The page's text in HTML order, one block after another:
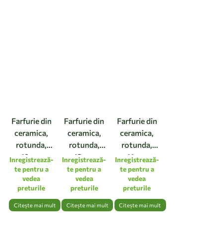
Farfurie din
ceramica,
rotunda,
19cm,
culoarea
natur
Inregistrează-
te pentru a
vedea
preturile
Citește mai mult
Farfurie din
ceramica,
rotunda,
13cm,
culoarea
natur
Inregistrează-
te pentru a
vedea
preturile
Citește mai mult
Farfurie din
ceramica,
rotunda,
11cm,
culoarea
natur
Inregistrează-
te pentru a
vedea
preturile
Citește mai mult